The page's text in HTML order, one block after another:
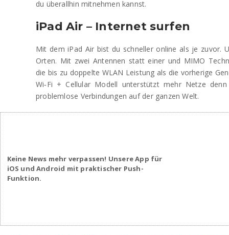
du überallhin mitnehmen kannst.
iPad Air – Internet surfen
Mit dem iPad Air bist du schneller online als je zuvor.
Orten. Mit zwei Antennen statt einer und MIMO
die bis zu doppelte WLAN Leistung als die vorherige
Wi‑Fi + Cellular Modell unterstützt mehr Netze
problemlose Verbindungen auf der ganzen Welt.
Keine News mehr verpassen! Unsere App für
iOS und Android mit praktischer Push-
Funktion.